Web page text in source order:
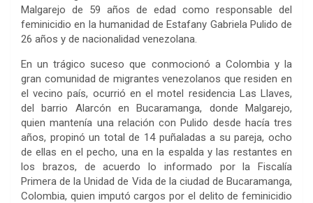
Malgarejo de 59 años de edad como responsable del
feminicidio en la humanidad de Estafany Gabriela Pulido de
26 años y de nacionalidad venezolana.
En un trágico suceso que conmocionó a Colombia y la
gran comunidad de migrantes venezolanos que residen en
el vecino país, ocurrió en el motel residencia Las Llaves,
del barrio Alarcón en Bucaramanga, donde Malgarejo,
quien mantenía una relación con Pulido desde hacía tres
años, propinó un total de 14 puñaladas a su pareja, ocho
de ellas en el pecho, una en la espalda y las restantes en
los brazos, de acuerdo lo informado por la Fiscalía
Primera de la Unidad de Vida de la ciudad de Bucaramanga,
Colombia, quien imputó cargos por el delito de feminicidio